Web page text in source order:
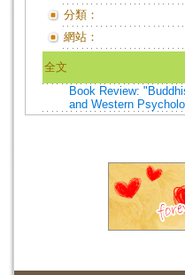
分類：
網站：
全文
Book Review:
and Western